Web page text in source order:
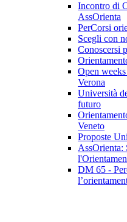
Incontro di
AssOrienta
PerCorsi
Scegli con
Conoscersi
Open
Verona
Università
futuro
Veneto
Proposte
AssOrienta:
DM 65 -